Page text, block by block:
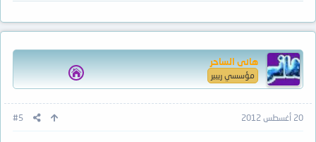
هانى الساحر
مؤسسي ريبير
20 أغسطس 2012 #5